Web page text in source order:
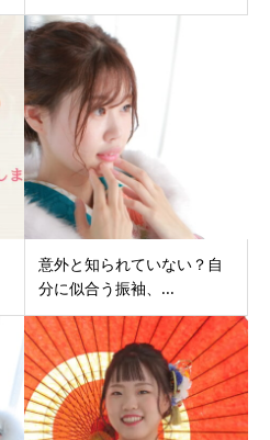
意外と知られていない？自
分に似合う振袖、...